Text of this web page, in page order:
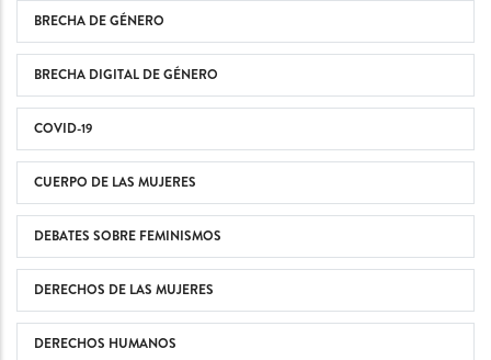
BRECHA DE GÉNERO
BRECHA DIGITAL DE GÉNERO
COVID-19
CUERPO DE LAS MUJERES
DEBATES SOBRE FEMINISMOS
DERECHOS DE LAS MUJERES
DERECHOS HUMANOS